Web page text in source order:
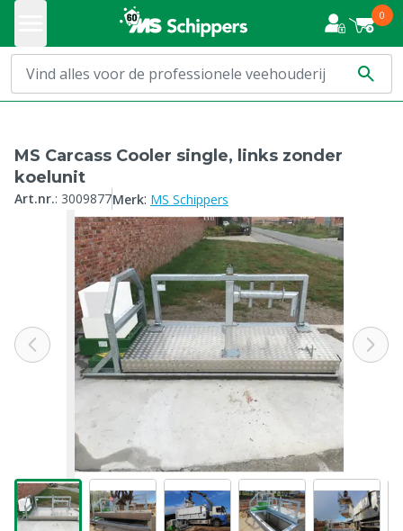
0
MS Carcass Cooler single, links zonder
koelunit
Art.nr.: 3009877Merk: MS Schippers